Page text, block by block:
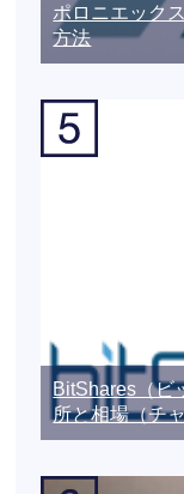
ポロニエック
方法
BitShares（ビ
所と相場（チ